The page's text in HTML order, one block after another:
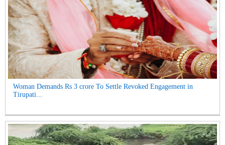
Woman Demands Rs 3 crore To Settle Revoked Engagement in
Tirupati...